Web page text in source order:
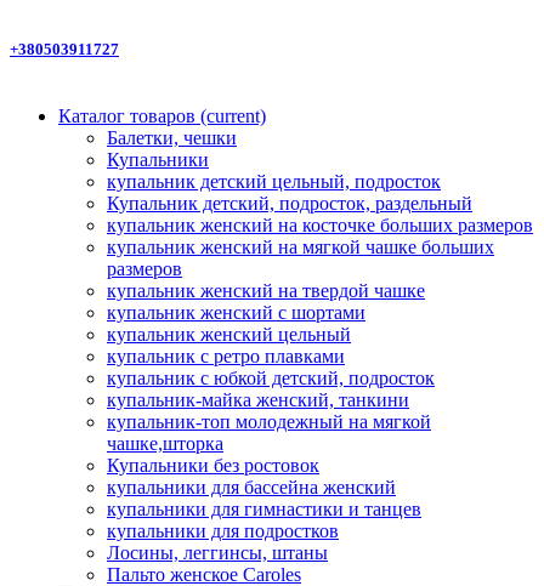
+380503911727
Каталог товаров (current)
Балетки, чешки
Купальники
купальник детский цельный, подросток
Купальник детский, подросток, раздельный
купальник женский на косточке больших размеров
купальник женский на мягкой чашке больших
размеров
купальник женский на твердой чашке
купальник женский с шортами
купальник женский цельный
купальник с ретро плавками
купальник с юбкой детский, подросток
купальник-майка женский, танкини
купальник-топ молодежный на мягкой
чашке,шторка
Купальники без ростовок
купальники для бассейна женский
купальники для гимнастики и танцев
купальники для подростков
Лосины, леггинсы, штаны
Пальто женское Caroles